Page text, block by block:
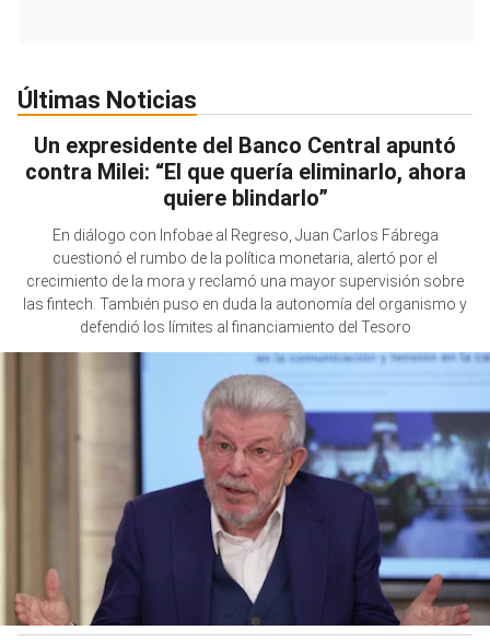
Últimas Noticias
Un expresidente del Banco Central apuntó
contra Milei: “El que quería eliminarlo, ahora
quiere blindarlo”
En diálogo con Infobae al Regreso, Juan Carlos Fábrega
cuestionó el rumbo de la política monetaria, alertó por el
crecimiento de la mora y reclamó una mayor supervisión sobre
las fintech. También puso en duda la autonomía del organismo y
defendió los límites al financiamiento del Tesoro